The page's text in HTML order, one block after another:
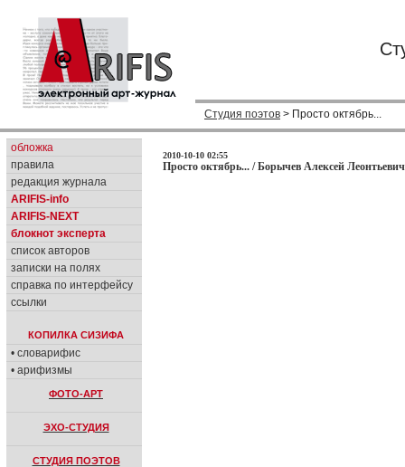
Студия поэтов > Просто октябрь...
обложка
правила
редакция журнала
ARIFIS-info
ARIFIS-NEXT
блокнот эксперта
список авторов
записки на полях
справка по интерфейсу
ссылки
КОПИЛКА СИЗИФА
• словарифис
• арифизмы
ФОТО-АРТ
ЭХО-СТУДИЯ
СТУДИЯ ПОЭТОВ
2010-10-10 02:55
Просто октябрь... / Борычев Алексей